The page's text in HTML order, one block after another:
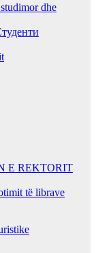
dhe
E REKTORIT
të librave